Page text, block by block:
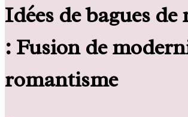
Idées de bagues de
: Fusion de
romantisme